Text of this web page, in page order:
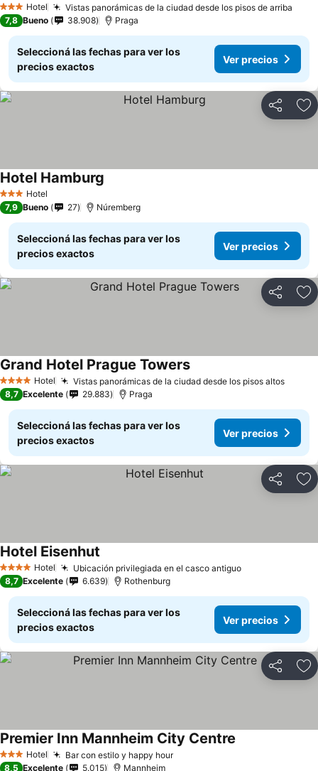
3 Estrellas
Hotel Vistas panorámicas de la ciudad desde los pisos de arriba
7,8 Bueno 38.908 Praga
Seleccioná las fechas para ver los
precios exactos
Ver precios
Compartir
3 Estrellas
Hotel
Hotel Hamburg
7,9 Bueno 27 Núremberg
Seleccioná las fechas para ver los
precios exactos
Ver precios
Compartir
4 EstrellasHotel Vistas panorámicas de la ciudad desde los pisos altos
Grand Hotel Prague Towers
8,7 Excelente 29.883 Praga
Seleccioná las fechas para ver los
precios exactos
Ver precios
Compartir
4 EstrellasHotel Ubicación privilegiada en el casco antiguo
Hotel Eisenhut
8,7 Excelente 6.639 Rothenburg
Seleccioná las fechas para ver los
precios exactos
Ver precios
Compartir
3 Estrellas
Hotel Bar con estilo y happy hour
Premier Inn Mannheim City Centre
8,5 Excelente 5.015 Mannheim